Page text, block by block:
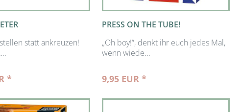
statt ankreuzen!
*
PRESS ON THE TUBE!
„Oh boy!“, denkt ihr euch jedes Mal,
wenn wiede...
9,95 EUR *